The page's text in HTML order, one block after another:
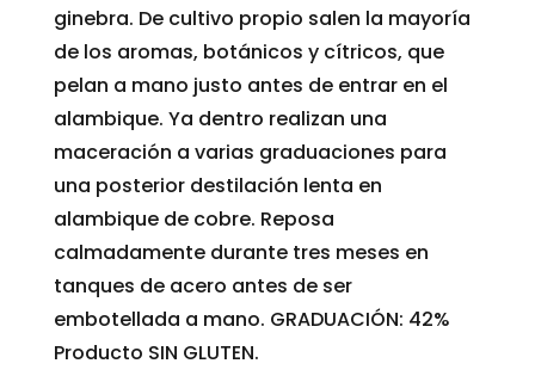
ginebra. De cultivo propio salen la mayoría
de los aromas, botánicos y cítricos, que
pelan a mano justo antes de entrar en el
alambique. Ya dentro realizan una
maceración a varias graduaciones para
una posterior destilación lenta en
alambique de cobre. Reposa
calmadamente durante tres meses en
tanques de acero antes de ser
embotellada a mano. GRADUACIÓN: 42%
Producto SIN GLUTEN.